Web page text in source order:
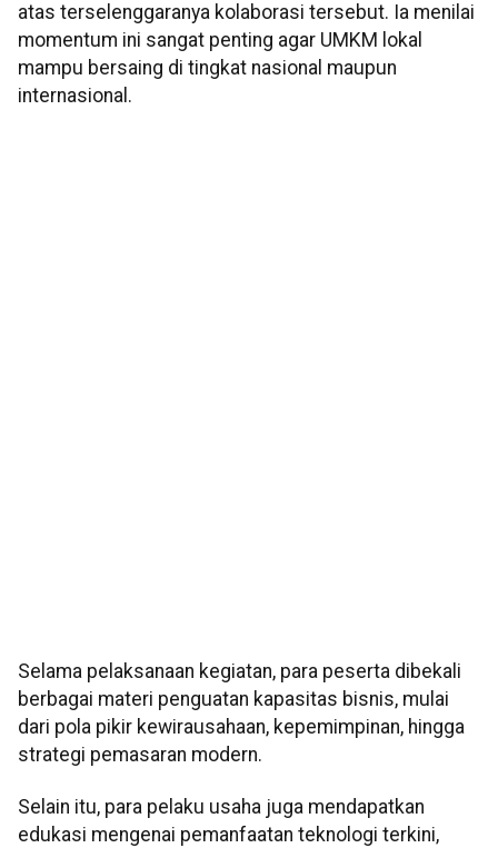
atas terselenggaranya kolaborasi tersebut. Ia menilai
momentum ini sangat penting agar UMKM lokal
mampu bersaing di tingkat nasional maupun
internasional.
Selama pelaksanaan kegiatan, para peserta dibekali
berbagai materi penguatan kapasitas bisnis, mulai
dari pola pikir kewirausahaan, kepemimpinan, hingga
strategi pemasaran modern.
Selain itu, para pelaku usaha juga mendapatkan
edukasi mengenai pemanfaatan teknologi terkini,